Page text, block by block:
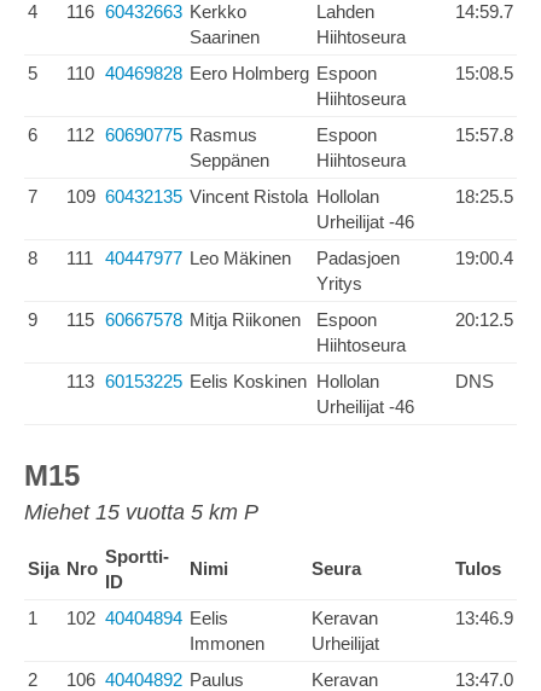
4 116 60432663 Kerkko
Saarinen
Lahden
Hiihtoseura
14:59.7
5 110 40469828 Eero Holmberg Espoon
Hiihtoseura
15:08.5
6 112 60690775 Rasmus
Seppänen
Espoon
Hiihtoseura
15:57.8
7 109 60432135 Vincent Ristola Hollolan
Urheilijat -46
18:25.5
8 111 40447977 Leo Mäkinen
Padasjoen
Yritys
19:00.4
9 115 60667578 Mitja Riikonen
Espoon
Hiihtoseura
20:12.5
113 60153225 Eelis Koskinen Hollolan
Urheilijat -46
DNS
M15
Miehet 15 vuotta 5 km P
Sija Nro
Sportti-
ID
Nimi Seura Tulos
1 102 40404894 Eelis
Immonen
Keravan
Urheilijat
13:46.9
2 106 40404892 Paulus
Keravan
13:47.0